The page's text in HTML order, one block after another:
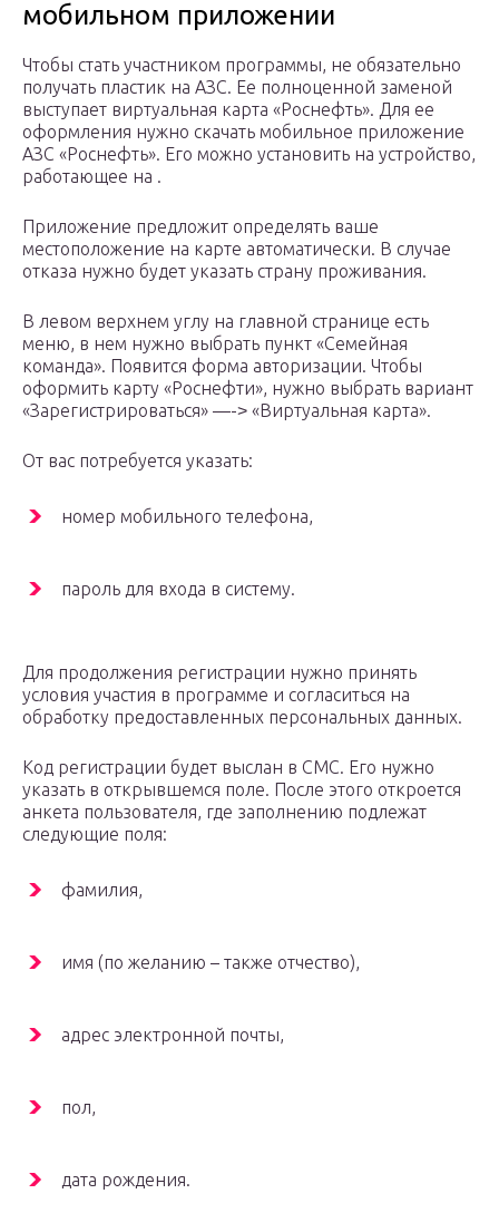
мобильном приложении
Чтобы стать участником программы, не обязательно
получать пластик на АЗС. Ее полноценной заменой
выступает виртуальная карта «Роснефть». Для ее
оформления нужно скачать мобильное приложение
АЗС «Роснефть». Его можно установить на устройство,
работающее на .
Приложение предложит определять ваше
местоположение на карте автоматически. В случае
отказа нужно будет указать страну проживания.
В левом верхнем углу на главной странице есть
меню, в нем нужно выбрать пункт «Семейная
команда». Появится форма авторизации. Чтобы
оформить карту «Роснефти», нужно выбрать вариант
«Зарегистрироваться» —-˃ «Виртуальная карта».
От вас потребуется указать:
номер мобильного телефона,
пароль для входа в систему.
Для продолжения регистрации нужно принять
условия участия в программе и согласиться на
обработку предоставленных персональных данных.
Код регистрации будет выслан в СМС. Его нужно
указать в открывшемся поле. После этого откроется
анкета пользователя, где заполнению подлежат
следующие поля:
фамилия,
имя (по желанию – также отчество),
адрес электронной почты,
пол,
дата рождения.